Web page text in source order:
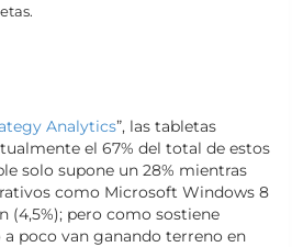
Analytics”, las tabletas
el 67% del total de estos
solo supone un 28% mientras
como Microsoft Windows 8
(4,5%); pero como sostiene
a poco van ganando terreno en